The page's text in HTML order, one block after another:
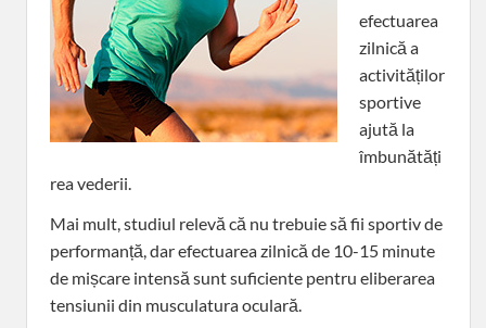
efectuarea
zilnică a
activităților
sportive
ajută la
îmbunătăți
rea vederii.
Mai mult, studiul relevă că nu trebuie să fii sportiv de
performanță, dar efectuarea zilnică de 10-15 minute
de mișcare intensă sunt suficiente pentru eliberarea
tensiunii din musculatura oculară.